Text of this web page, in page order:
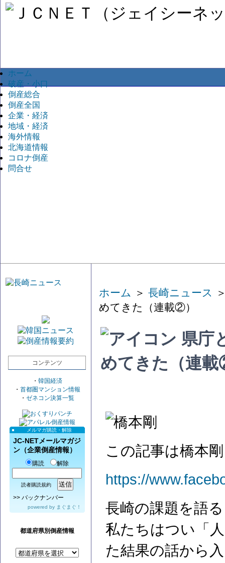
ホーム
破産・小口
倒産総合
倒産全国
企業・経済
地域・経済
海外情報
北海道情報
コロナ倒産
問合せ
コンテンツ
・ 韓国経済
・ 首都圏マンション情報
・ ゼネコン決算一覧
メルマガ購読・解除
JC-NETメールマガジ
ン（企業倒産情報）
購読 解除
読者購読規約
>> バックナンバー
powered by まぐまぐ！
都道府県別倒産情報
ホーム ＞ 長崎ニュース
めてきた（連載②）
県庁
めてきた（連
この記事は橋本
https://
長崎の課題を語
私たちはつい「
た結果の話から